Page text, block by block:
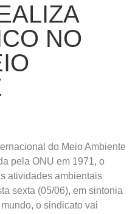
NO
do Meio Ambiente
pela ONU em 1971, o
atividades ambientais
sexta (05/06), em sintonia
o sindicato vai